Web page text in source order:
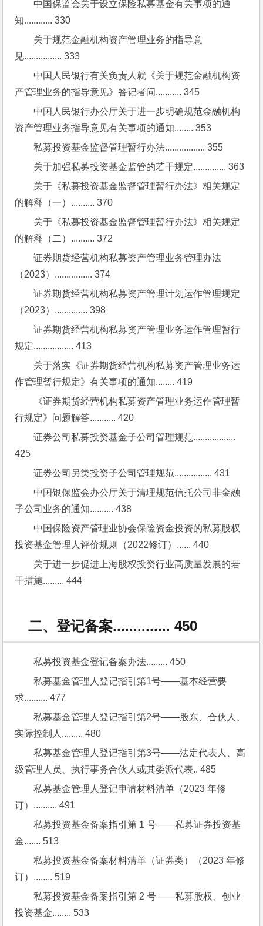
中国保监会关于设立保险私募基金有关事项的通
知............ 330
关于规范金融机构资产管理业务的指导意
见................ 333
中国人民银行有关负责人就《关于规范金融机构资
产管理业务的指导意见》答记者问........... 345
中国人民银行办公厅关于进一步明确规范金融机构
资产管理业务指导意见有关事项的通知........ 353
私募投资基金监督管理暂行办法................. 355
关于加强私募投资基金监管的若干规定.............. 363
关于《私募投资基金监督管理暂行办法》相关规定
的解释（一）.......... 370
关于《私募投资基金监督管理暂行办法》相关规定
的解释（二）.......... 372
证券期货经营机构私募资产管理业务管理办法
（2023）................ 374
证券期货经营机构私募资产管理计划运作管理规定
（2023）.............. 398
证券期货经营机构私募资产管理业务运作管理暂行
规定................. 413
关于落实《证券期货经营机构私募资产管理业务运
作管理暂行规定》有关事项的通知........ 419
《证券期货经营机构私募资产管理业务运作管理暂
行规定》问题解答........... 420
证券公司私募投资基金子公司管理规范..................
425
证券公司另类投资子公司管理规范................ 431
中国银保监会办公厅关于清理规范信托公司非金融
子公司业务的通知.......... 438
中国保险资产管理业协会保险资金投资的私募股权
投资基金管理人评价规则（2022修订）...... 440
关于进一步促进上海股权投资行业高质量发展的若
干措施......... 444
二、登记备案.............. 450
私募投资基金登记备案办法......... 450
私募基金管理人登记指引第1号——基本经营要
求.......... 477
私募基金管理人登记指引第2号——股东、合伙人、
实际控制人......... 480
私募基金管理人登记指引第3号——法定代表人、高
级管理人员、执行事务合伙人或其委派代表.. 485
私募基金管理人登记申请材料清单（2023 年修
订）.......... 491
私募投资基金备案指引第 1 号——私募证券投资基
金....... 513
私募投资基金备案材料清单（证券类）（2023 年修
订）........ 519
私募投资基金备案指引第 2 号——私募股权、创业
投资基金........ 533